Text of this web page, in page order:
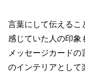
言葉にして伝えるこ
感じていた人の印象
メッセージカード
のインテリアとして